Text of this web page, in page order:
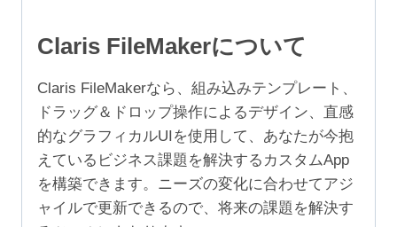
Claris FileMakerについて
Claris FileMakerなら、組み込みテンプレート、
ドラッグ＆ドロップ操作によるデザイン、直感
的なグラフィカルUIを使用して、あなたが今抱
えているビジネス課題を解決するカスタムApp
を構築できます。ニーズの変化に合わせてアジ
ャイルで更新できるので、将来の課題を解決す